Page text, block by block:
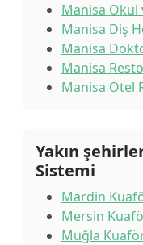
Manisa Okul
Manisa Diş
Manisa
Manisa
Manisa Otel
Yakın
Sistemi
Mardin
Mersin
Muğla